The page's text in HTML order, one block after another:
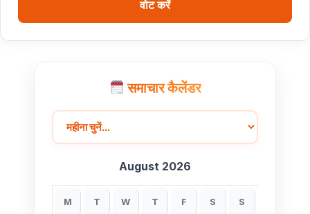
वोट करें
समाचार कैलेंडर
August 2026
M T W T F S S